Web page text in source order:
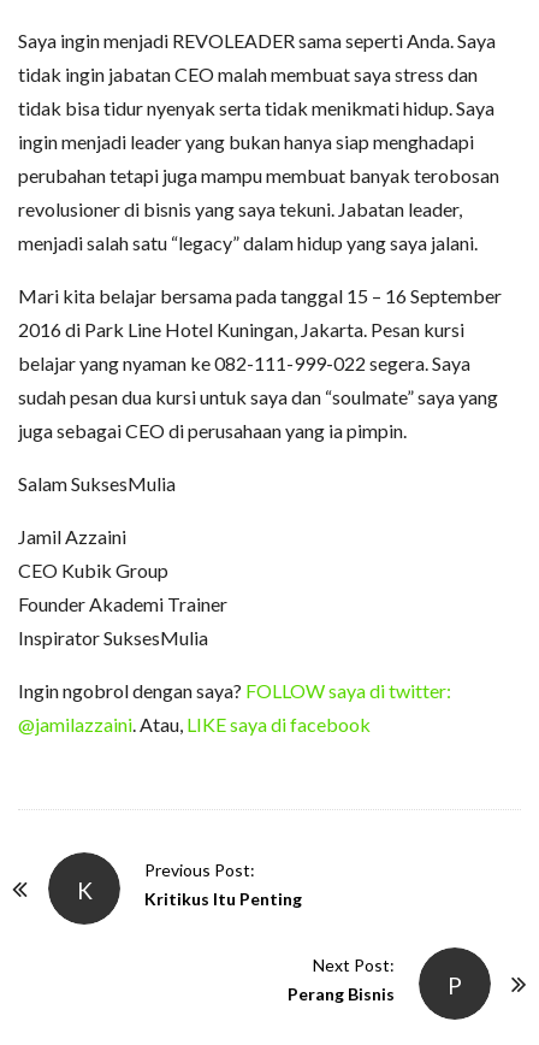
Saya ingin menjadi REVOLEADER sama seperti Anda. Saya
tidak ingin jabatan CEO malah membuat saya stress dan
tidak bisa tidur nyenyak serta tidak menikmati hidup. Saya
ingin menjadi leader yang bukan hanya siap menghadapi
perubahan tetapi juga mampu membuat banyak terobosan
revolusioner di bisnis yang saya tekuni. Jabatan leader,
menjadi salah satu “legacy” dalam hidup yang saya jalani.
Mari kita belajar bersama pada tanggal 15 – 16 September
2016 di Park Line Hotel Kuningan, Jakarta. Pesan kursi
belajar yang nyaman ke 082-111-999-022 segera. Saya
sudah pesan dua kursi untuk saya dan “soulmate” saya yang
juga sebagai CEO di perusahaan yang ia pimpin.
Salam SuksesMulia
Jamil Azzaini
CEO Kubik Group
Founder Akademi Trainer
Inspirator SuksesMulia
Ingin ngobrol dengan saya? FOLLOW saya di twitter:
@jamilazzaini . Atau, LIKE saya di facebook
K
Previous Post:
Kritikus Itu Penting
P
Next Post:
Perang Bisnis